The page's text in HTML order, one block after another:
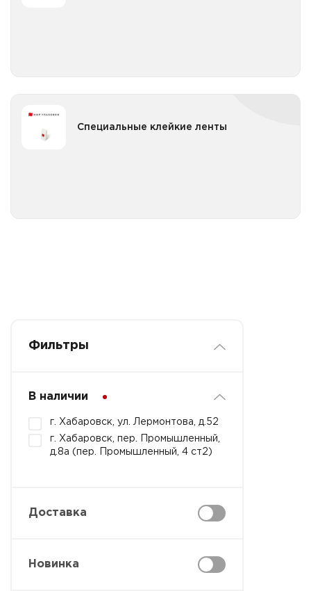
Специальные клейкие ленты
Фильтры
В наличии
г. Хабаровск, ул. Лермонтова, д.52
г. Хабаровск, пер. Промышленный,
д.8а (пер. Промышленный, 4 ст2)
Доставка
Новинка